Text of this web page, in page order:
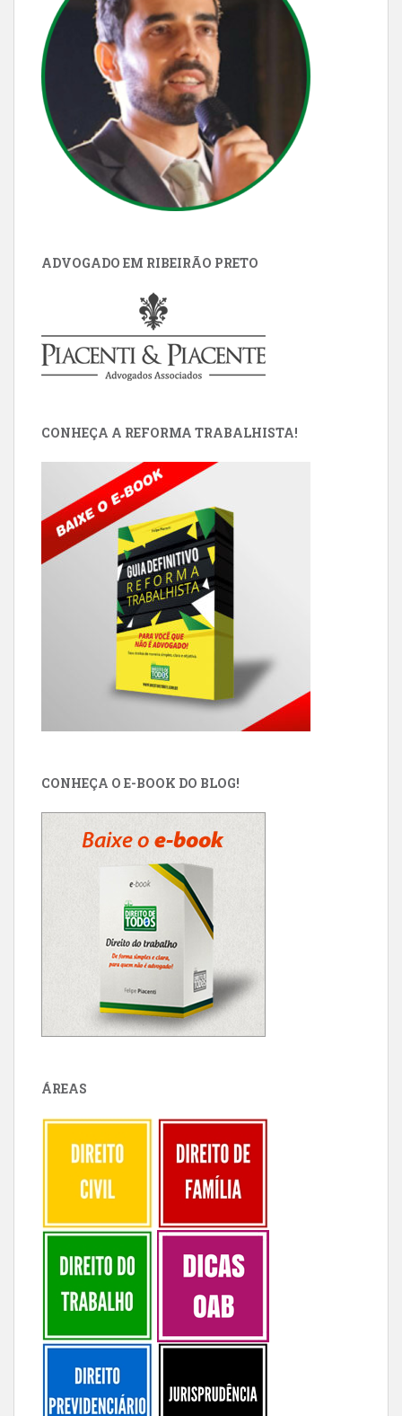
ADVOGADO EM RIBEIRÃO PRETO
CONHEÇA A REFORMA TRABALHISTA!
CONHEÇA O E-BOOK DO BLOG!
ÁREAS